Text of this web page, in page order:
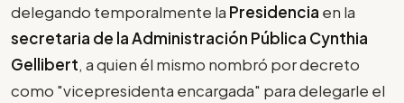
delegando temporalmente la Presidencia en la
secretaria de la Administración Pública Cynthia
Gellibert, a quien él mismo nombró por decreto
como "vicepresidenta encargada" para delegarle el